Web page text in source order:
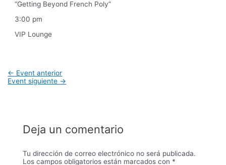
“Getting Beyond French Poly”
3:00 pm
VIP Lounge
Navegación
de
← Event anterior
Event siguiente →
Deja un comentario
Tu dirección de correo electrónico no será publicada.
Los campos obligatorios están marcados con *